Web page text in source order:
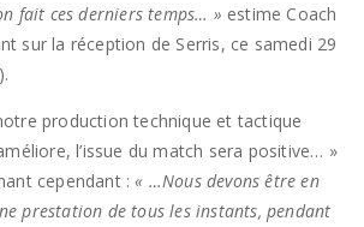
fait ces derniers temps… » estime Coach
sur la réception de Serris, ce samedi 29
production technique et tactique
l’issue du match sera positive… »
cependant : « …Nous devons être en
prestation de tous les instants, pendant